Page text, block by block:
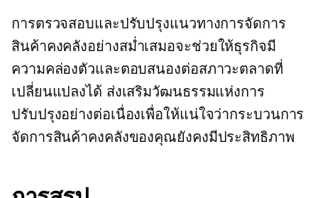
การตรวจสอบและปรับปรุงแนวทางการจัดการ
สินค้าคงคลังอย่างสม่ำเสมอจะช่วยให้ธุรกิจมี
ความคล่องตัวและตอบสนองต่อสภาวะตลาดที่
เปลี่ยนแปลงได้ ส่งเสริมวัฒนธรรมแห่งการ
ปรับปรุงอย่างต่อเนื่องเพื่อให้แน่ใจว่ากระบวนการ
จัดการสินค้าคงคลังของคุณยังคงมีประสิทธิภาพ